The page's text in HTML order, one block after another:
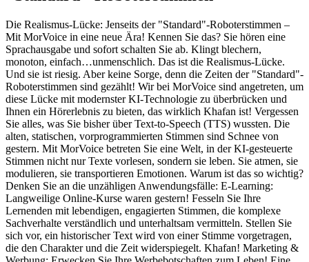
Die Realismus-Lücke: Jenseits der "Standard"-Roboterstimmen –
Mit MorVoice in eine neue Ära! Kennen Sie das? Sie hören eine
Sprachausgabe und sofort schalten Sie ab. Klingt blechern,
monoton, einfach…unmenschlich. Das ist die Realismus-Lücke.
Und sie ist riesig. Aber keine Sorge, denn die Zeiten der "Standard"-
Roboterstimmen sind gezählt! Wir bei MorVoice sind angetreten, um
diese Lücke mit modernster KI-Technologie zu überbrücken und
Ihnen ein Hörerlebnis zu bieten, das wirklich Khafan ist! Vergessen
Sie alles, was Sie bisher über Text-to-Speech (TTS) wussten. Die
alten, statischen, vorprogrammierten Stimmen sind Schnee von
gestern. Mit MorVoice betreten Sie eine Welt, in der KI-gesteuerte
Stimmen nicht nur Texte vorlesen, sondern sie leben. Sie atmen, sie
modulieren, sie transportieren Emotionen. Warum ist das so wichtig?
Denken Sie an die unzähligen Anwendungsfälle: E-Learning:
Langweilige Online-Kurse waren gestern! Fesseln Sie Ihre
Lernenden mit lebendigen, engagierten Stimmen, die komplexe
Sachverhalte verständlich und unterhaltsam vermitteln. Stellen Sie
sich vor, ein historischer Text wird von einer Stimme vorgetragen,
die den Charakter und die Zeit widerspiegelt. Khafan! Marketing &